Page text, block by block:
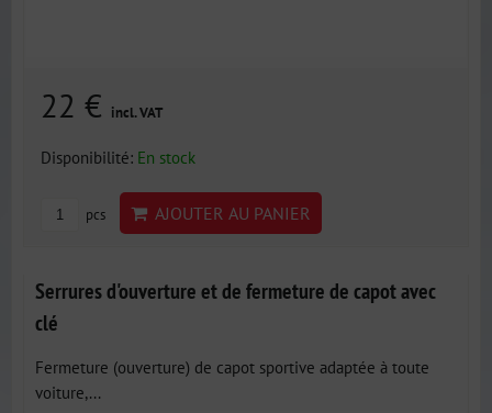
22 € incl. VAT
Disponibilité: En stock
pcs AJOUTER AU PANIER
Serrures d'ouverture et de fermeture de capot avec
clé
Fermeture (ouverture) de capot sportive adaptée à toute
voiture,...